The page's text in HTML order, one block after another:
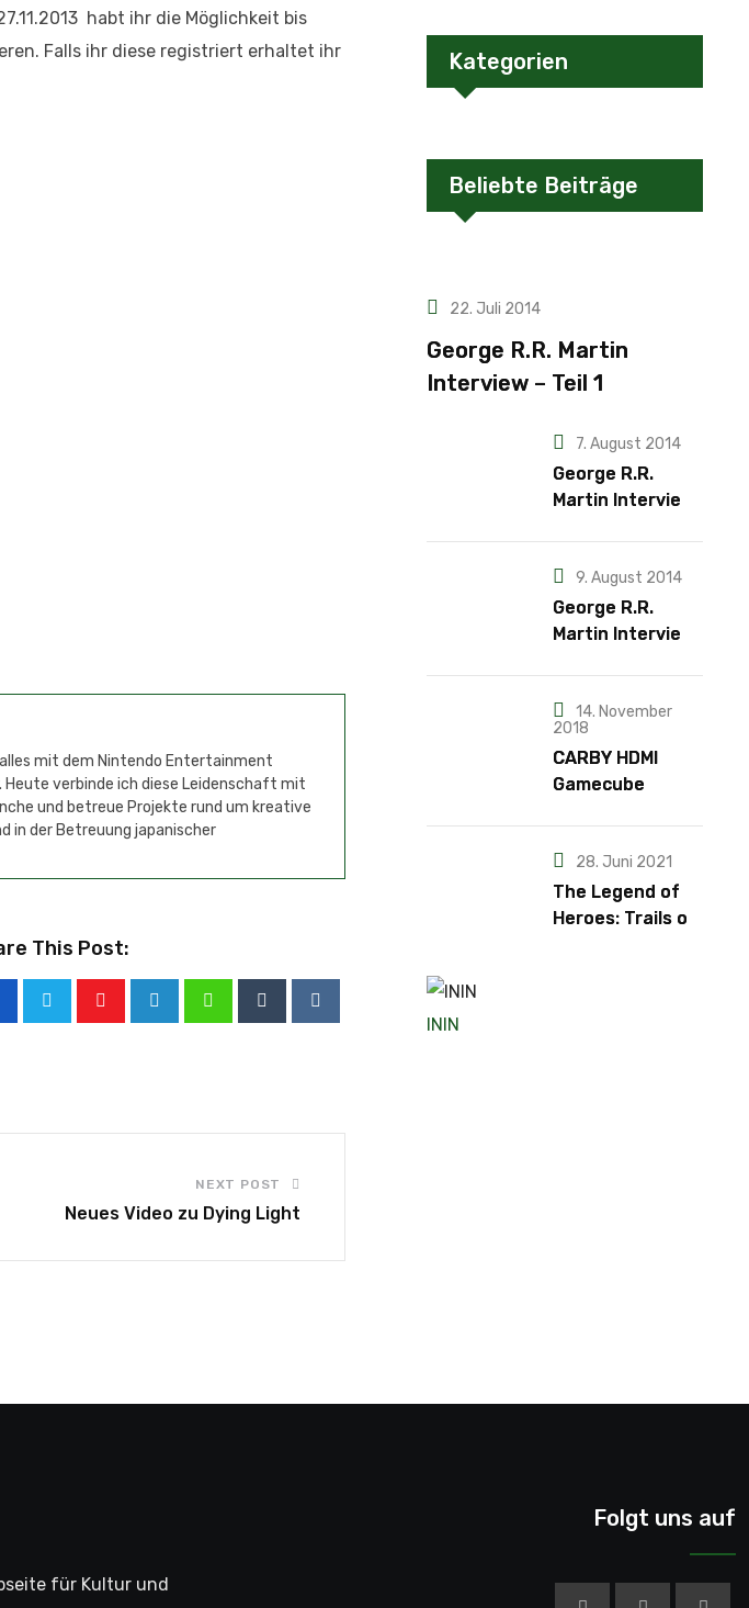
habt ihr die Möglichkeit bis
Falls ihr diese registriert erhaltet ihr
mit dem Nintendo Entertainment
verbinde ich diese Leidenschaft mit
und betreue Projekte rund um kreative
in der Betreuung japanischer
This Post:
NEXT POST
Neues Video zu Dying Light
Kategorien
Beliebte Beiträge
22. Juli 2014
George R.R. Martin
Interview – Teil 1
7. August 2014
George R.R.
Martin Interview
9. August 2014
George R.R.
Martin Interview
14. November
2018
CARBY HDMI
Gamecube
28. Juni 2021
The Legend of
Heroes: Trails of
ININ
für Kultur und
Folgt uns auf